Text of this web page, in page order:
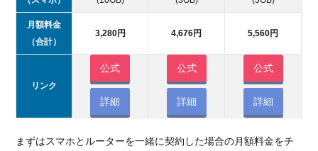
月額料金
（合計）
3,280円 4,676円 5,560円
リンク
公式
詳細
公式
詳細
公式
詳細
まずはスマホとルーターを一緒に契約した場合の月額料金をチ